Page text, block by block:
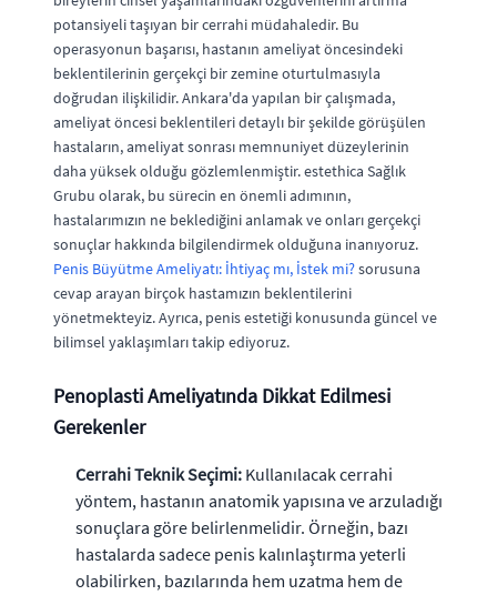
potansiyeli taşıyan bir cerrahi müdahaledir. Bu
operasyonun başarısı, hastanın ameliyat öncesindeki
beklentilerinin gerçekçi bir zemine oturtulmasıyla
doğrudan ilişkilidir. Ankara'da yapılan bir çalışmada,
ameliyat öncesi beklentileri detaylı bir şekilde görüşülen
hastaların, ameliyat sonrası memnuniyet düzeylerinin
daha yüksek olduğu gözlemlenmiştir. estethica Sağlık
Grubu olarak, bu sürecin en önemli adımının,
hastalarımızın ne beklediğini anlamak ve onları gerçekçi
sonuçlar hakkında bilgilendirmek olduğuna inanıyoruz.
Penis Büyütme Ameliyatı: İhtiyaç mı, İstek mi?sorusuna
cevap arayan birçok hastamızın beklentilerini
yönetmekteyiz. Ayrıca, penis estetiği konusunda güncel ve
bilimsel yaklaşımları takip ediyoruz.
Penoplasti Ameliyatında Dikkat Edilmesi
Gerekenler
Cerrahi Teknik Seçimi: Kullanılacak cerrahi
yöntem, hastanın anatomik yapısına ve arzuladığı
sonuçlara göre belirlenmelidir. Örneğin, bazı
hastalarda sadece penis kalınlaştırma yeterli
olabilirken, bazılarında hem uzatma hem de